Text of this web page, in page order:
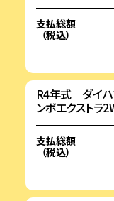
支払総額
（税込）
R4年式 ダイ
ンボエクスト
支払総額
（税込）